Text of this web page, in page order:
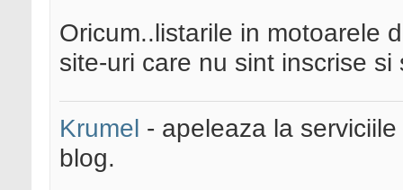
Oricum..listarile in motoarele
site-uri care nu sint inscrise
Krumel - apeleaza la
blog.